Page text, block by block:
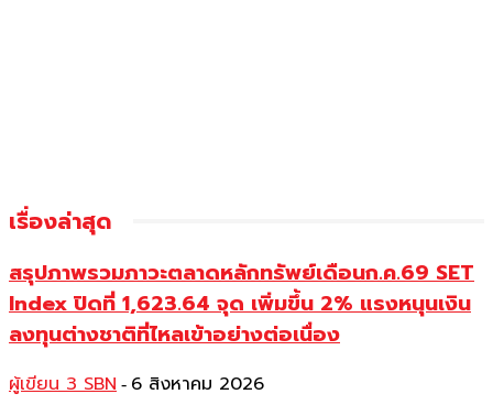
เรื่องล่าสุด
สรุปภาพรวมภาวะตลาดหลักทรัพย์เดือนก.ค.69 SET
Index ปิดที่ 1,623.64 จุด เพิ่มขึ้น 2% แรงหนุนเงิน
ลงทุนต่างชาติที่ไหลเข้าอย่างต่อเนื่อง
ผู้เขียน 3 SBN - 6 สิงหาคม 2026